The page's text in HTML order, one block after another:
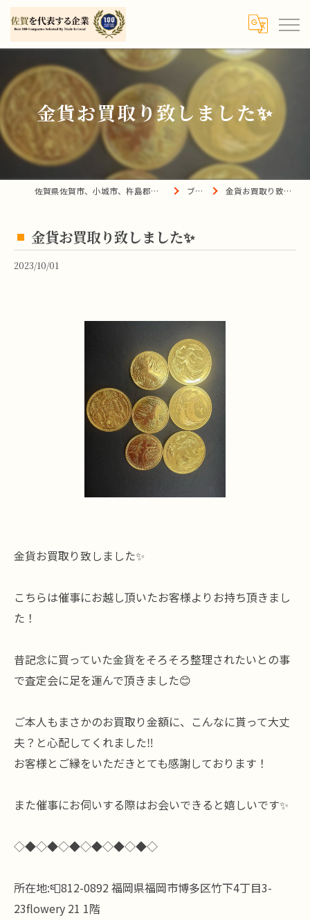
金貨お買取り致しました✨
佐賀県佐賀市、小城市、杵島郡の買取は宝の蔵へ ブログ 金貨お買取り致しました✨
金貨お買取り致しました✨
2023/10/01
金貨お買取り致しました✨
こちらは催事にお越し頂いたお客様よりお持ち頂きまし
た！
昔記念に買っていた金貨をそろそろ整理されたいとの事
で査定会に足を運んで頂きました😊
ご本人もまさかのお買取り金額に、こんなに貰って大丈
夫？と心配してくれました‼️
お客様とご縁をいただきとても感謝しております！
また催事にお伺いする際はお会いできると嬉しいです✨
◇◆◇◆◇◆◇◆◇◆◇◆◇
所在地:📮812-0892 福岡県福岡市博多区竹下4丁目3-
23flowery 21 1階